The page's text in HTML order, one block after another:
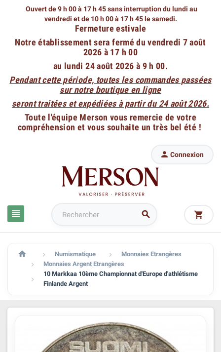
Ouvert de 9 h 00 à 17 h 45 sans interruption du lundi au
vendredi et de 10 h 00 à 17 h 45 le samedi.
Fermeture estivale
Notre établissement sera fermé du vendredi 7 août
2026 à 17 h 00
au lundi 24 août 2026 à 9 h 00.
Pendant cette période, toutes les commandes passées
sur notre boutique en ligne
seront traitées et expédiées à partir du 24 août 2026.
Toute l'équipe Merson vous remercie de votre
compréhension et vous souhaite un très bel été !
 
 Connexion

  Numismatique  Monnaies Etrangères
 Monnaies Argent Etrangères

10 Markkaa 10ème Championnat d'Europe d'athlétisme
Finlande Argent